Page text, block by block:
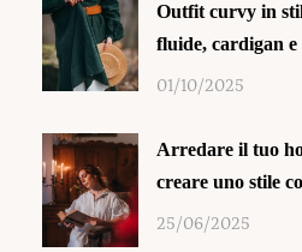
Outfit curvy in
fluide, cardigan
01/10/2025
Arredare il tuo
creare uno stile
25/06/2025